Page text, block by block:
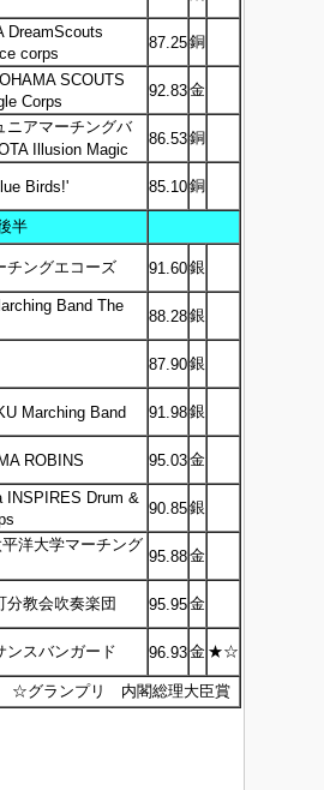
DreamScouts
corps
87.25銅
SCOUTS
Corps
92.83金
ニアマーチングバ
Illusion Magic
86.53銅
Birds!' 85.10銅
半
チングエコーズ 91.60銀
Band The
88.28銀
87.90銀
Marching Band 91.98銀
ROBINS 95.03金
INSPIRES Drum &
90.85銀
平洋大学マーチング
95.88金
分教会吹奏楽団 95.95金
ンスバンガード 96.93金 ★☆
☆グランプリ 内閣総理大臣賞